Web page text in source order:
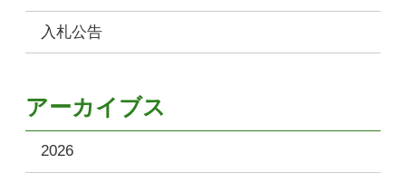
入札公告
アーカイブス
2026